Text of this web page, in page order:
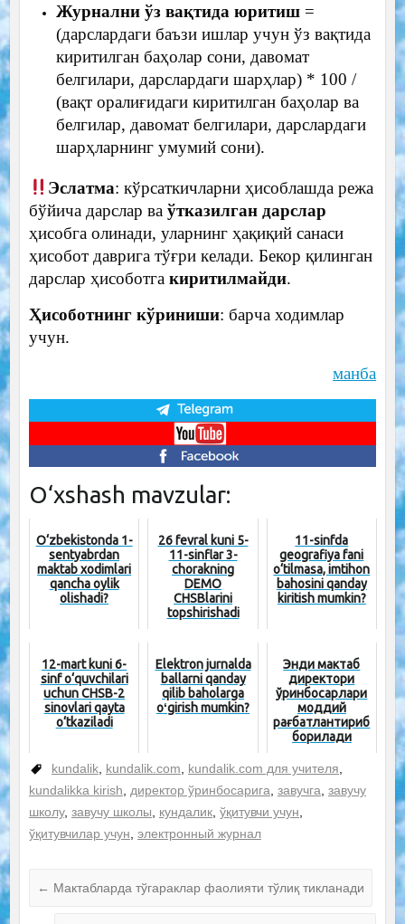
Журнални ўз вақтида юритиш=
(дарслардаги баъзи ишлар учун ўз вақтида
киритилган баҳолар сони, давомат
белгилари, дарслардаги шарҳлар) * 100 /
(вақт оралиғидаги киритилган баҳолар ва
белгилар, давомат белгилари, дарслардаги
шарҳларнинг умумий сони).
Эслатма: кўрсаткичларни ҳисоблашда режа
бўйича дарслар ва ўтказилган дарслар
ҳисобга олинади, уларнинг ҳақиқий санаси
ҳисобот даврига тўғри келади. Бекор қилинган
дарслар ҳисоботга киритилмайди.
Ҳисоботнинг кўриниши: барча ходимлар
учун.
манба
O‘xshash mavzular:
O‘zbekistonda 1-
sentyabrdan
maktab xodimlari
qancha oylik
olishadi?
26 fevral kuni 5-
11-sinflar 3-
chorakning
DEMO
CHSBlarini
topshirishadi
11-sinfda
geografiya fani
o‘tilmasa, imtihon
bahosini qanday
kiritish mumkin?
12-mart kuni 6-
sinf o‘quvchilari
uchun CHSB-2
sinovlari qayta
o‘tkaziladi
Elektron jurnalda
ballarni qanday
qilib baholarga
oʻgirish mumkin?
Энди мактаб
директори
ўринбосарлари
моддий
рағбатлантириб
борилади
kundalik, kundalik.com kundalik.com для учителя
kundalikka kirish
директор ўринбосарига завучга завучу
школу, завучу школы кундалик, ўқитувчи учун
ўқитувчилар учун электронный журнал
← Мактабларда тўгараклар фаолияти тўлиқ тикланади